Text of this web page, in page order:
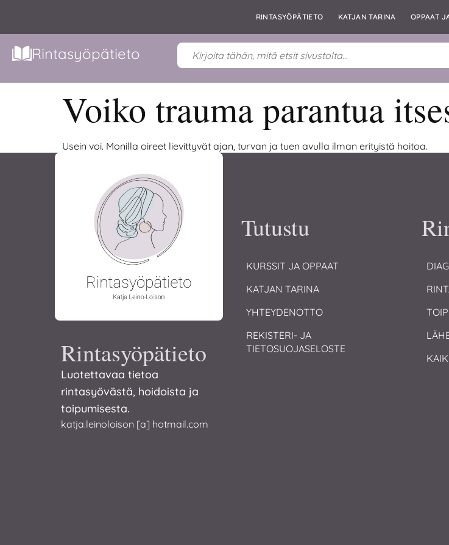
RINTASYÖPÄTIETO KATJAN TARINA OPPAAT
Rintasyöpätieto
Voiko trauma parantua
Usein voi. Monilla oireet lievittyvät ajan, turvan ja tuen avulla ilman erityistä hoitoa.
Rintasyöpätieto
Luotettavaa tietoa
rintasyövästä, hoidoista ja
toipumisesta.
katja.leinoloison [a] hotmail.com
Tutustu
KURSSIT JA OPPAAT
KATJAN TARINA
YHTEYDENOTTO
REKISTERI- JA
TIETOSUOJASELOSTE